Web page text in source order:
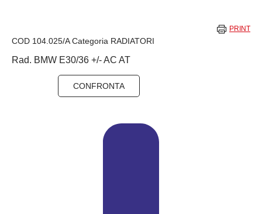
PRINT
COD 104.025/ACategoria RADIATORI
Rad. BMW E30/36 +/- AC AT
CONFRONTA